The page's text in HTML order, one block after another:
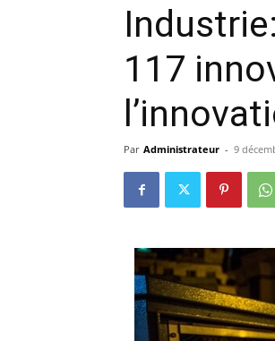
117
Par Administrateur - 9